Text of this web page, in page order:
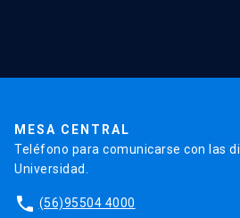
MESA CENTRAL
Teléfono para comunicarse con las
Universidad.
phone (56)95504 4000